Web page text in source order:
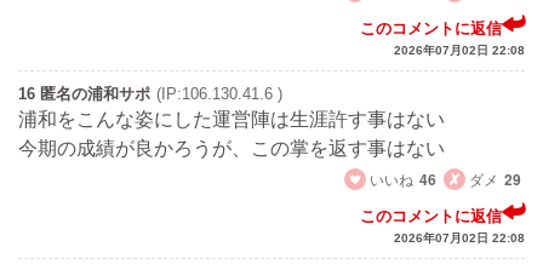
このコメントに返信
2026年07月02日 22:08
16 匿名の浦和サポ (IP:106.130.41.6 )
浦和をこんな姿にした運営陣は生涯許す事はない
今期の成績が良かろうが、この掌を返す事はない
いいね 46 ダメ 29
このコメントに返信
2026年07月02日 22:08